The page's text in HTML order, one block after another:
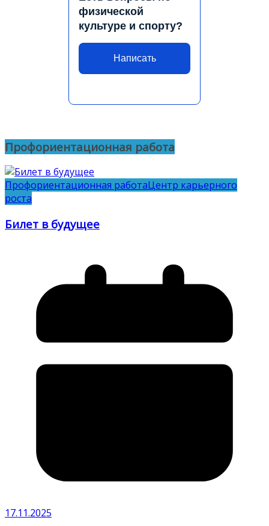
физической
культуре и спорту?
Написать
Профориентационная работа
Профориентационная работаЦентр карьерного
роста
Билет в будущее
17.11.2025